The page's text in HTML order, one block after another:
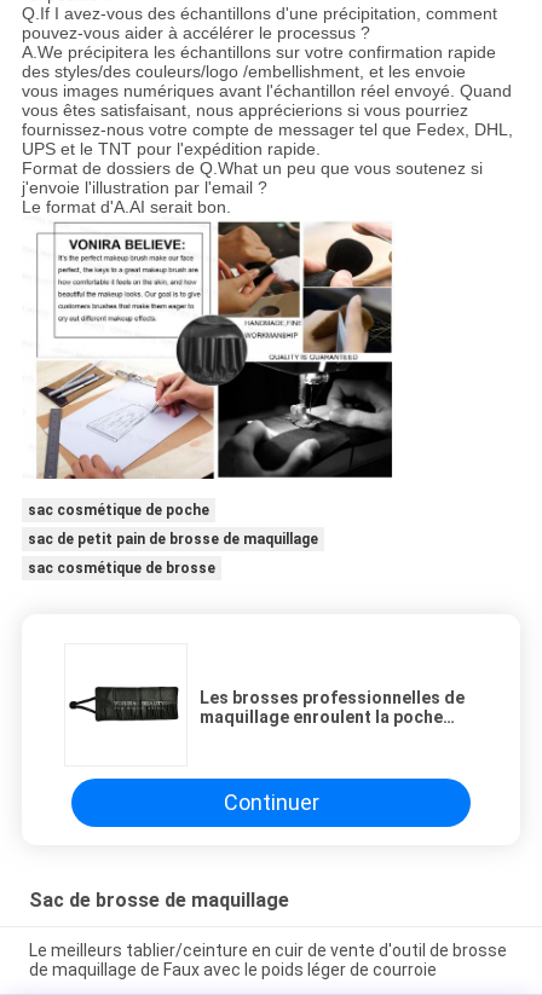
Q.If I avez-vous des échantillons d'une précipitation, comment
pouvez-vous aider à accélérer le processus ?
A.We précipitera les échantillons sur votre confirmation rapide
des styles/des couleurs/logo /embellishment, et les envoie
vous images numériques avant l'échantillon réel envoyé. Quand
vous êtes satisfaisant, nous apprécierions si vous pourriez
fournissez-nous votre compte de messager tel que Fedex, DHL,
UPS et le TNT pour l'expédition rapide.
Format de dossiers de Q.What un peu que vous soutenez si
j'envoie l'illustration par l'email ?
Le format d'A.AI serait bon.
sac cosmétique de poche
sac de petit pain de brosse de maquillage
sac cosmétique de brosse
Les brosses professionnelles de
maquillage enroulent la poche
d'utilisation de maison
Continuer
Sac de brosse de maquillage
Le meilleurs tablier/ceinture en cuir de vente d'outil de brosse
de maquillage de Faux avec le poids léger de courroie